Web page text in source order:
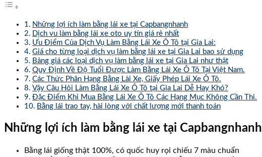
Những lợi ích làm bằng lái xe tại Capbangnhanh
Dịch vu làm bằng lái xe oto uy tín giá rẻ nhất
Ưu Điểm Của Dịch Vụ Làm Bằng Lái Xe Ô Tô tại Gia Lai:
Giá cho từng loại dịch vụ làm bằng lái xe tại Gia Lai bao sử dụng
Bảng giá các loại dịch vụ làm bằng lái xe tại Gia Lai như thật
Quy Định Về Độ Tuổi Được Làm Bằng Lái Xe Ô Tô Tại Việt Nam.
Các Thức Phân Hạng Bằng Lài Xe, Giấy Phép Lái Xe Ô Tô.
Vậy Câu Hỏi Làm Bằng Lái Xe Ô Tô tại Gia Lai Dễ Hay Khó?
Đặc Điểm Khi Mua Bằng Lái Xe Ô Tô Các Hạng Mục Không Cần Thi.
Bằng lái trao tay, hài lòng với chất lượng mới thanh toán
Những lợi ích làm bằng lái xe tại Capbangnhanh
Bằng lái giống thật 100%, có quốc huy rọi chiếu 7 màu chuẩn